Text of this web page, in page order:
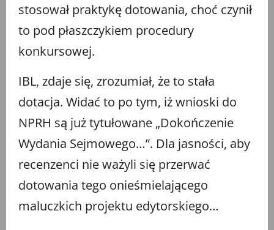
stosował praktykę dotowania, choć czynił
to pod płaszczykiem procedury
konkursowej.
IBL, zdaje się, zrozumiał, że to stała
dotacja. Widać to po tym, iż wnioski do
NPRH są już tytułowane „Dokończenie
Wydania Sejmowego…”. Dla jasności, aby
recenzenci nie ważyli się przerwać
dotowania tego onieśmielającego
maluczkich projektu edytorskiego…